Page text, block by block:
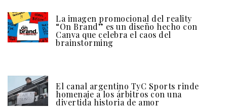
La imagen promocional del reality
“On Brand” es un diseño hecho con
Canva que celebra el caos del
brainstorming
El canal argentino TyC Sports rinde
homenaje a los árbitros con una
divertida historia de amor